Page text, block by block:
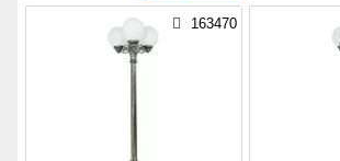
163470